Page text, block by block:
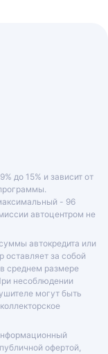
до 15% и зависит от
- 96
автоцентром не
автокредита или
оставляет за собой
среднем размере
несоблюдении
могут быть
офертой,